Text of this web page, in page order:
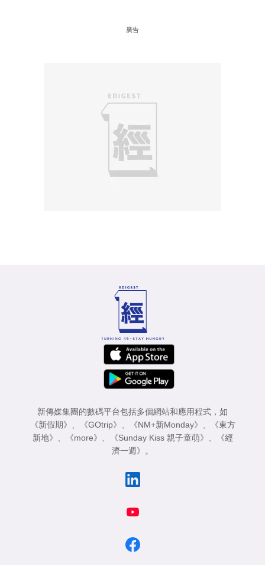
廣告
新傳媒集團的數碼平台包括多個網站和應用程式，如
《新假期》
《GOtrip》 《NM+新Monday》
《東方
新地》
《more》 《Sunday Kiss 親子童萌》
《經
濟一週》
。